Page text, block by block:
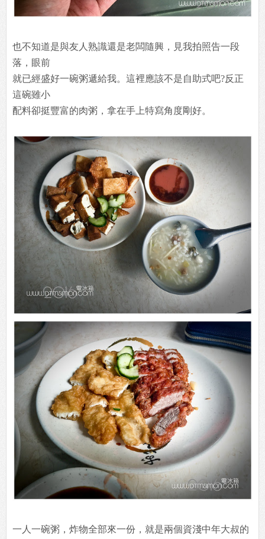
也不知道是與友人熟識還是老闆隨興，見我拍照告一段
落，眼前
就已經盛好一碗粥遞給我。這裡應該不是自助式吧?反正
這碗雖小
配料卻挺豐富的肉粥，拿在手上特寫角度剛好。
一人一碗粥，炸物全部來一份，就是兩個資淺中年大叔的